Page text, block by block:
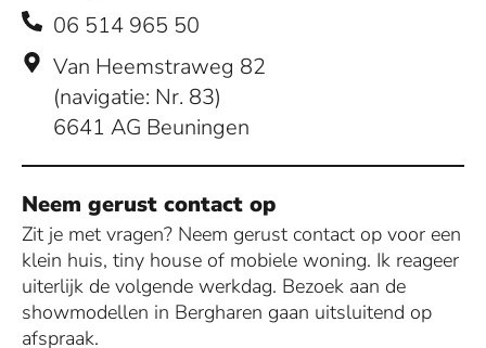
06 514 965 50
Van Heemstraweg 82
(navigatie: Nr. 83)
6641 AG Beuningen
Neem gerust contact op
Zit je met vragen? Neem gerust contact op voor een
klein huis, tiny house of mobiele woning. Ik reageer
uiterlijk de volgende werkdag. Bezoek aan de
showmodellen in Bergharen gaan uitsluitend op
afspraak.